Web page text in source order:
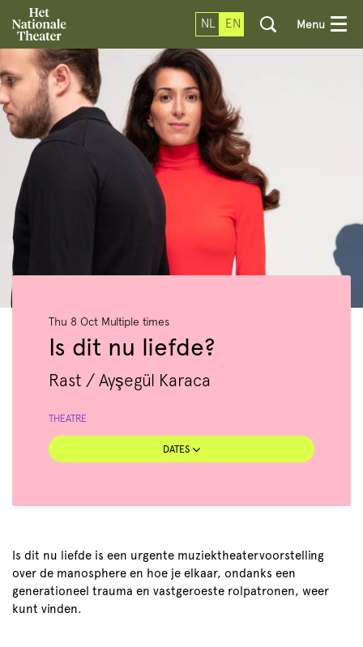
NL EN Menu
Is dit nu liefde?
Rast / Ayşegül Karaca
Thu 8 Oct Multiple times
THEATRE
DATES
Is dit nu liefde is een urgente muziektheatervoorstelling
over de manosphere en hoe je elkaar, ondanks een
generationeel trauma en vastgeroeste rolpatronen, weer
kunt vinden.